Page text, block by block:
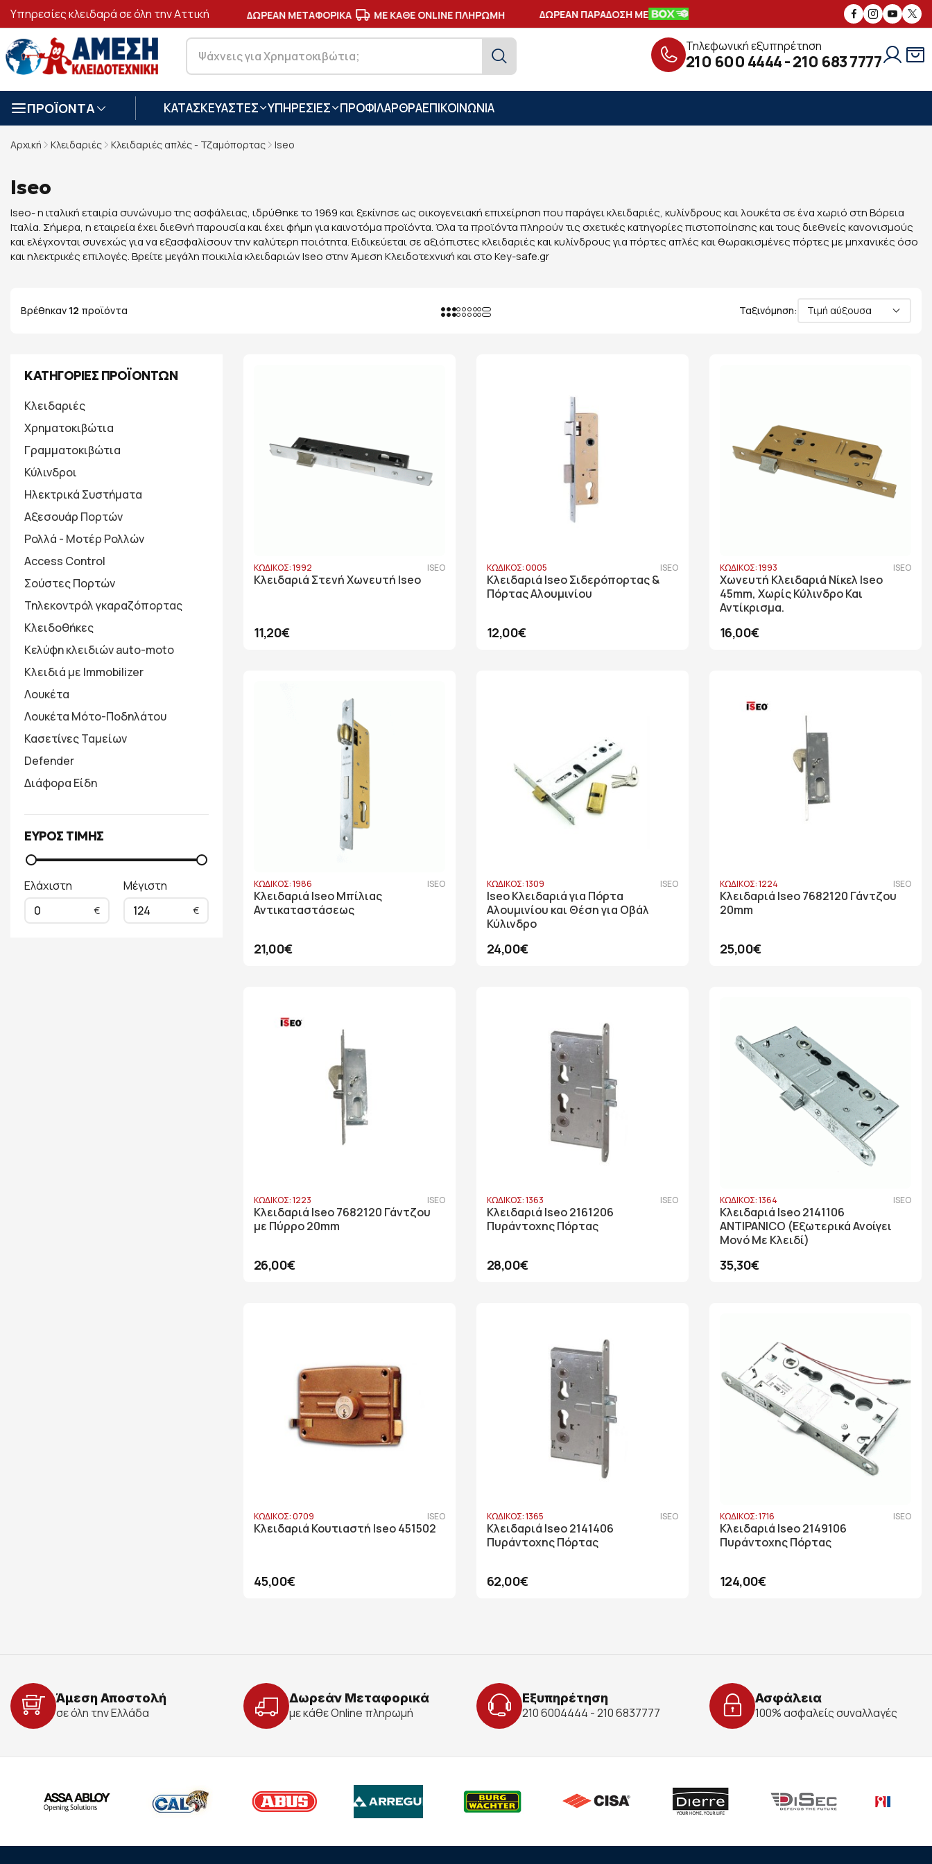
Υπηρεσίες κλειδαρά σε όλη την Αττική
ΑΣΦΑΛΕΙΣ ΣΥΝΑΛΛΑΓΕΣ ΔΩΡΕΑΝ ΜΕΤΑΦΟΡΙΚΑ ΜΕ ΚΑΘΕ ONLINE ΠΛΗΡΩΜΗ ΔΩΡΕΑΝ ΠΑΡΑΔΟΣΗ ΜΕ ΣΥΝΑΛΛΑΓΕΣ
Τηλεφωνική εξυπηρέτηση
210 600 4444-210 683 7777
ΠΡΟΪΟΝΤΑ ΚΑΤΑΣΚΕΥΑΣΤΕΣ ΥΠΗΡΕΣΙΕΣ ΠΡΟΦΙΛΑΡΘΡΑΕΠΙΚΟΙΝΩΝΙΑ
Αρχική Κλειδαριές Κλειδαριές απλές - Τζαμόπορτας Iseo
Iseo
Iseo- η ιταλική εταιρία συνώνυμο της ασφάλειας, ιδρύθηκε το 1969 και ξεκίνησε ως οικογενειακή επιχείρηση που παράγει κλειδαριές, κυλίνδρους και λουκέτα σε ένα χωριό στη Βόρεια
Ιταλία. Σήμερα, η εταιρεία έχει διεθνή παρουσία και έχει φήμη για καινοτόμα προϊόντα. Όλα τα προϊόντα πληρούν τις σχετικές κατηγορίες πιστοποίησης και τους διεθνείς κανονισμούς
και ελέγχονται συνεχώς για να εξασφαλίσουν την καλύτερη ποιότητα. Ειδικεύεται σε αξιόπιστες κλειδαριές και κυλίνδρους για πόρτες απλές και θωρακισμένες πόρτες με μηχανικές όσο
και ηλεκτρικές επιλογές. Βρείτε μεγάλη ποικιλία κλειδαριών Iseo στην Άμεση Κλειδοτεχνική και στο Key-safe.gr
Βρέθηκαν 12 προϊόντα Ταξινόμηση: Τιμή αύξουσα
ΚΑΤΗΓΟΡΙΕΣ ΠΡΟΪΟΝΤΩΝ
Κλειδαριές
Χρηματοκιβώτια
Γραμματοκιβώτια
Κύλινδροι
Ηλεκτρικά Συστήματα
Αξεσουάρ Πορτών
Ρολλά - Μοτέρ Ρολλών
Access Control
Σούστες Πορτών
Τηλεκοντρόλ γκαραζόπορτας
Κλειδοθήκες
Κελύφη κλειδιών auto-moto
Κλειδιά με Immobilizer
Λουκέτα
Λουκέτα Μότο-Ποδηλάτου
Κασετίνες Ταμείων
Defender
Διάφορα Είδη
ΕΥΡΟΣ ΤΙΜΗΣ
Ελάχιστη
0
Μέγιστη
124
ΚΩΔΙΚΟΣ: 1992 ISEO
Κλειδαριά Στενή Χωνευτή Iseo
11,20€
ΚΩΔΙΚΟΣ: 0005 ISEO
Κλειδαριά Iseo Σιδερόπορτας &
Πόρτας Αλουμινίου
12,00€
ΚΩΔΙΚΟΣ: 1993 ISEO
Χωνευτή Κλειδαριά Νίκελ Iseo
45mm, Χωρίς Κύλινδρο Και
Αντίκρισμα.
16,00€
ΚΩΔΙΚΟΣ: 1986 ISEO
Kλειδαριά Iseo Μπίλιας
Αντικαταστάσεως
21,00€
ΚΩΔΙΚΟΣ: 1309 ISEO
Iseo Κλειδαριά για Πόρτα
Αλουμινίου και Θέση για Οβάλ
Κύλινδρο
24,00€
ΚΩΔΙΚΟΣ: 1224 ISEO
Κλειδαριά Iseo 7682120 Γάντζου
20mm
25,00€
ΚΩΔΙΚΟΣ: 1223 ISEO
Κλειδαριά Iseo 7682120 Γάντζου
με Πύρρο 20mm
26,00€
ΚΩΔΙΚΟΣ: 1363 ISEO
Κλειδαριά Iseo 2161206
Πυράντοχης Πόρτας
28,00€
ΚΩΔΙΚΟΣ: 1364 ISEO
Κλειδαριά Iseo 2141106
ANTIPANICO (Εξωτερικά Ανοίγει
Μονό Με Κλειδί)
35,30€
ΚΩΔΙΚΟΣ: 0709 ISEO
Κλειδαριά Κουτιαστή Iseo 451502
45,00€
ΚΩΔΙΚΟΣ: 1365 ISEO
Κλειδαριά Iseo 2141406
Πυράντοχης Πόρτας
62,00€
ΚΩΔΙΚΟΣ: 1716 ISEO
Κλειδαριά Iseo 2149106
Πυράντοχης Πόρτας
124,00€
Άμεση Αποστολή
σε όλη την Ελλάδα
Δωρεάν Μεταφορικά
με κάθε Online πληρωμή
Εξυπηρέτηση
210 6004444 - 210 6837777
Ασφάλεια
100% ασφαλείς συναλλαγές